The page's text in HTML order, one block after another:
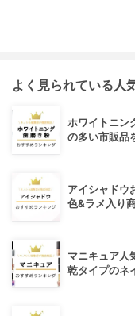
よく見られている人
ホワイトニン
の多い市販品
アイシャドウ
色&ラメ入り
マニキュア人
乾タイプのネ